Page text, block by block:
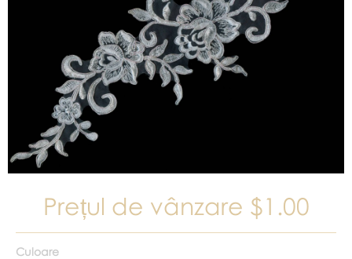
Prețul de vânzare $1.00
Culoare